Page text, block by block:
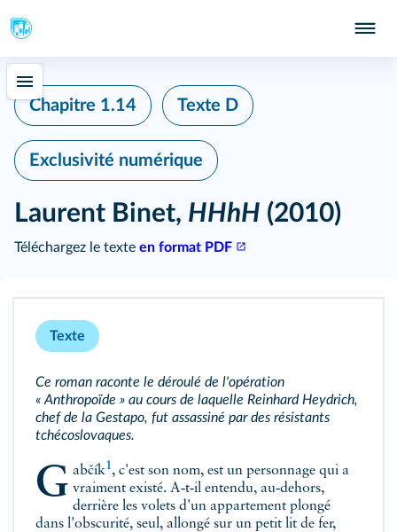
Chapitre 1.14 Texte D
Exclusivité numérique
Laurent Binet, HHhH (2010)
Téléchargez le texte en format PDF
Texte
Ce roman raconte le déroulé de l'opération
« Anthropoïde » au cours de laquelle Reinhard Heydrich,
chef de la Gestapo, fut assassiné par des résistants
tchécoslovaques.
Gabčík1, c'est son nom, est un personnage qui a
vraiment existé. A‑t‑il entendu, au‑dehors,
derrière les volets d'un appartement plongé
dans l'obscurité, seul, allongé sur un petit lit de fer,